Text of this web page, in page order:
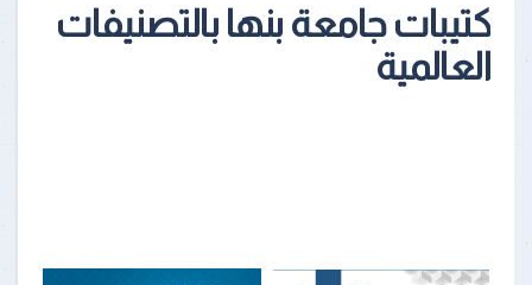
كتيبات جامعة بنها بالتصنيفات
العالمية